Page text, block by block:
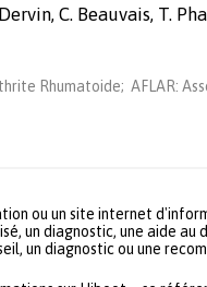
C. Beauvais, T.
Rhumatoide; AFLAR:
ou un site internet
un diagnostic, une aide
un diagnostic ou une